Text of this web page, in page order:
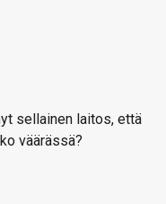
sellainen laitos, että
väärässä?